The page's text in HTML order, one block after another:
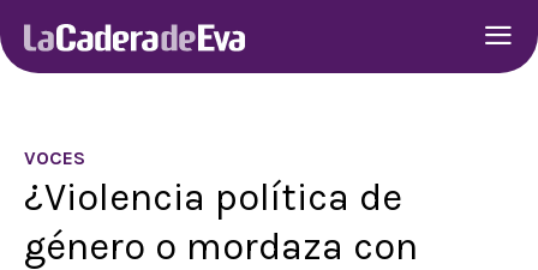
VOCES
¿Violencia política de
género o mordaza con